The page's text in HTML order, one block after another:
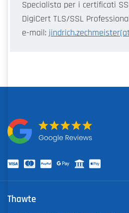
Specialista per i certificati
DigiCert TLS/SSL Professional
e-mail:
Thawte